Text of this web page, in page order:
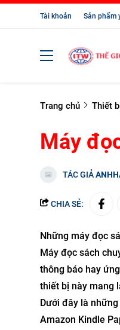
Tài khoản Sản phẩm
Trang chủ Thiết
Máy
TÁC GIẢ
CHIA SẺ:
Những máy đọc
Máy đọc sách
thông báo hay
thiết bị này mang
Dưới đây là
Amazon Kindle